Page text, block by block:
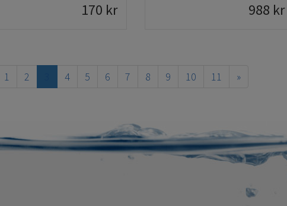
170 kr 988 kr
1 2 4 5 6 7 8 9 10 11 »